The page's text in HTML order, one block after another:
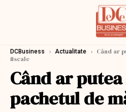
DCBusiness › Actualitate › Când ar
fiscale
Când ar
pachetul de